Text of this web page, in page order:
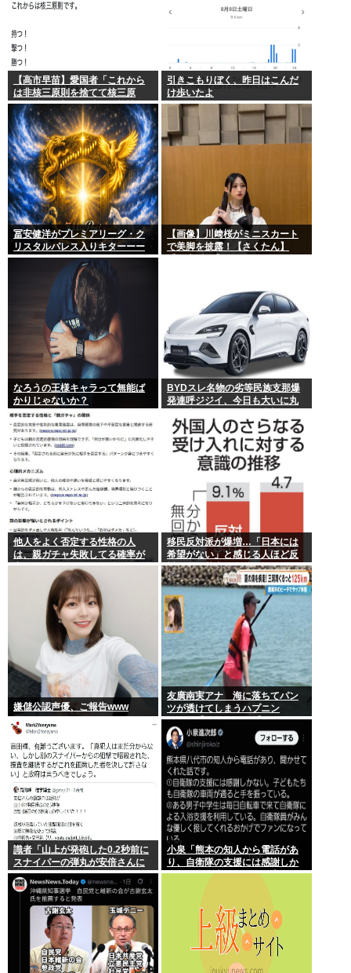
【高市早苗】愛国者「これから
は非核三原則を捨てて核三原
則。持つ！撃つ！勝つ！核戦争
には慣れている、試してみる
か？」
引きこもりぼく、昨日はこんだ
け歩いたよ
冨安健洋がプレミアリーグ・ク
リスタルパレス入りキターーー
ーーー！
【画像】川﨑桜がミニスカート
で美脚を披露！【さくたん】
なろうの王様キャラって無能ば
かりじゃないか？
BYDスレ名物の劣等民族支那爆
発連呼ジジイ、今日も大いに丸
他人をよく否定する性格の人
は、親ガチャ失敗してる確率が
高いんだって
移民反対派が爆増…「日本には
希望がない」と感じる人ほど反
対。進む若者の嫌儲化
嫌儲公認声優、ご報告www
友廣南実アナ 海に落ちてパン
ツが透けてしまうハプニン
グ！！【GIF動画あり】
識者「山上が発砲した0.2秒前に
スナイパーの弾丸が安倍さんに
当たっていた！」 これ。
小泉「熊本の知人から電話があ
り、自衛隊の支援には感謝しか
ない、自衛隊のファンが増えて